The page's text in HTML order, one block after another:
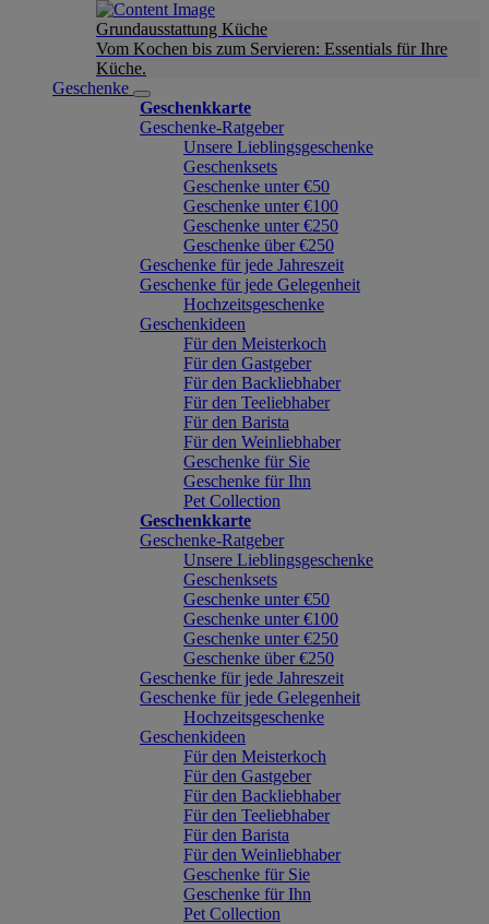
Grundausstattung Küche
Vom Kochen bis zum Servieren: Essentials für Ihre
Küche.
Geschenke
Geschenkkarte
Geschenke-Ratgeber
Unsere Lieblingsgeschenke
Geschenksets
Geschenke unter €50
Geschenke unter €100
Geschenke unter €250
Geschenke über €250
Geschenke für jede Jahreszeit
Geschenke für jede Gelegenheit
Hochzeitsgeschenke
Geschenkideen
Für den Meisterkoch
Für den Gastgeber
Für den Backliebhaber
Für den Teeliebhaber
Für den Barista
Für den Weinliebhaber
Geschenke für Sie
Geschenke für Ihn
Pet Collection
Geschenkkarte
Geschenke-Ratgeber
Unsere Lieblingsgeschenke
Geschenksets
Geschenke unter €50
Geschenke unter €100
Geschenke unter €250
Geschenke über €250
Geschenke für jede Jahreszeit
Geschenke für jede Gelegenheit
Hochzeitsgeschenke
Geschenkideen
Für den Meisterkoch
Für den Gastgeber
Für den Backliebhaber
Für den Teeliebhaber
Für den Barista
Für den Weinliebhaber
Geschenke für Sie
Geschenke für Ihn
Pet Collection